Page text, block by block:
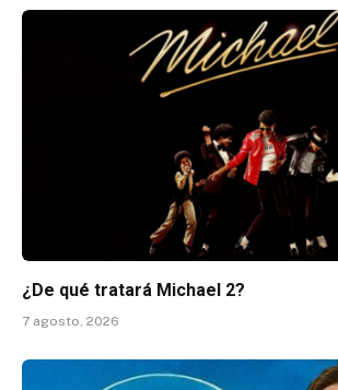
¿De qué tratará Michael 2?
7 agosto, 2026